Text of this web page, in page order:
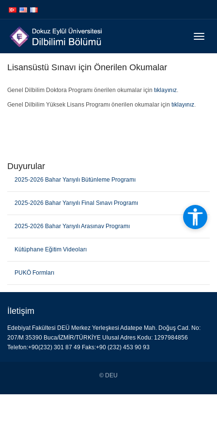
atla
atla
Lisansüstü Sınavı için Önerilen Okumalar
Genel Dilbilim Doktora Programı önerilen okumalar için tıklayınız.
Genel Dilbilim Yüksek Lisans Programı önerilen okumalar için tıklayınız.
Duyurular
2025-2026 Bahar Yarıyılı Bütünleme Programı
2025-2026 Bahar Yarıyılı Final Sınavı Programı
2025-2026 Bahar Yarıyılı Arasınav Programı
Kütüphane Eğitim Videoları
PUKÖ Formları
İletişim
Edebiyat Fakültesi DEÜ Merkez Yerleşkesi Adatepe Mah. Doğuş Cad. No:
207/M 35390 Buca/İZMİR/TÜRKİYE Ulusal Adres Kodu: 1297984856
Telefon:+90(232) 301 87 49 Faks:+90 (232) 453 90 93
© DEU